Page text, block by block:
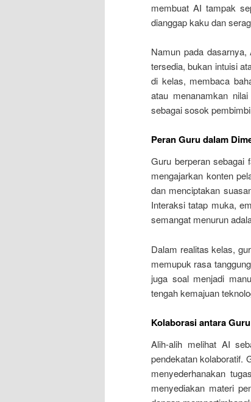
membuat AI tampak
dianggap kaku dan
Namun pada
tersedia, bukan intuisi
di kelas, membaca
atau menanamkan
sebagai sosok
Peran Guru dalam
Guru berperan sebagai
mengajarkan konten
dan menciptakan
Interaksi tatap muka,
semangat menurun
Dalam realitas kelas,
memupuk rasa
juga soal menjadi
tengah kemajuan
Kolaborasi antara
Alih-alih melihat AI
pendekatan kolaboratif.
menyederhanakan
menyediakan materi